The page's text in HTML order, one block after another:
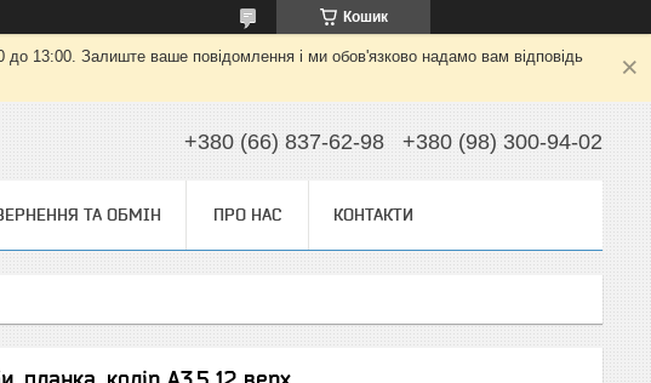
Кошик
13:00. Залиште ваше повідомлення і ми обов'язково надамо вам відповідь
+380 (66) 837-62-98 +380 (98) 300-94-02
ТА ОБМІН ПРО НАС КОНТАКТИ